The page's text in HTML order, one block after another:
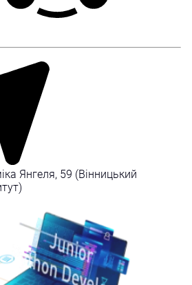
Янгеля, 59 (Вінницький